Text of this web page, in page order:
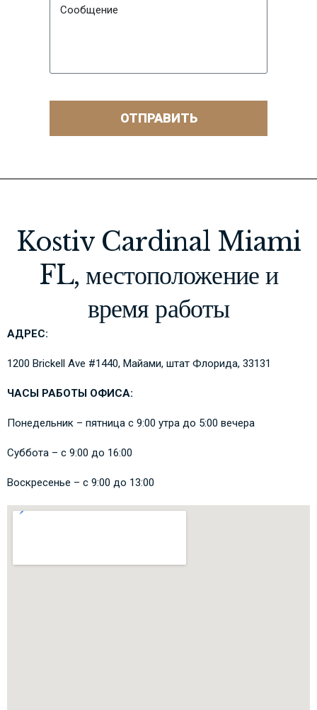
ОТПРАВИТЬ
Kostiv Cardinal Miami
FL, местоположение и
время работы
АДРЕС:
1200 Brickell Ave #1440, Майами, штат Флорида, 33131
ЧАСЫ РАБОТЫ ОФИСА:
Понедельник – пятница с 9:00 утра до 5:00 вечера
Суббота – с 9:00 до 16:00
Воскресенье – с 9:00 до 13:00